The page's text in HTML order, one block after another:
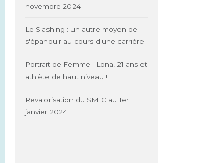
novembre 2024
Le Slashing : un autre moyen de
s'épanouir au cours d'une carrière
Portrait de Femme : Lona, 21 ans et
athlète de haut niveau !
Revalorisation du SMIC au 1er
janvier 2024